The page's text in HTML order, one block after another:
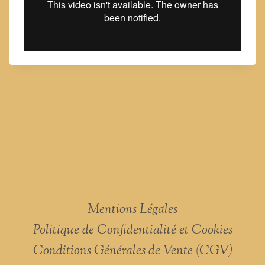
Mentions Légales
Politique de Confidentialité et Cookies
Conditions Générales de Vente (CGV)